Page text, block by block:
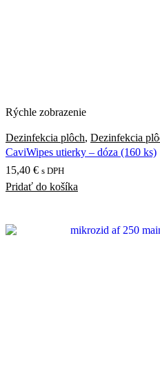
Rýchle zobrazenie
Dezinfekcia plôch, Dezinfekcia
CaviWipes utierky – dóza (160 ks)
15,40 € s DPH
Pridať do košíka